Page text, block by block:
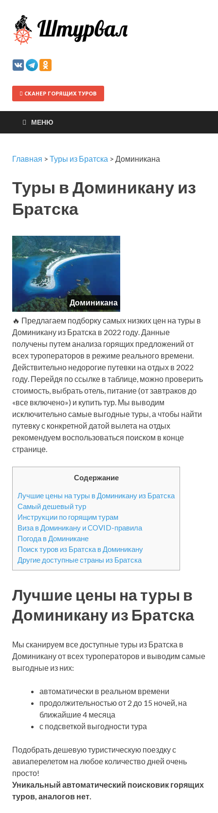
СКАНЕР ГОРЯЩИХ ТУРОВ
МЕНЮ
Главная > Туры из Братска > Доминикана
Туры в Доминикану из
Братска
Доминикана
🔥 Предлагаем подборку самых низких цен на туры в
Доминикану из Братска в 2022 году. Данные
получены путем анализа горящих предложений от
всех туроператоров в режиме реального времени.
Действительно недорогие путевки на отдых в 2022
году. Перейдя по ссылке в таблице, можно проверить
стоимость, выбрать отель, питание (от завтраков до
«все включено») и купить тур. Мы выводим
исключительно самые выгодные туры, а чтобы найти
путевку с конкретной датой вылета на отдых
рекомендуем воспользоваться поиском в конце
странице.
Содержание
Лучшие цены на туры в Доминикану из Братска
Самый дешевый тур
Инструкции по горящим турам
Виза в Доминикану и COVID-правила
Погода в Доминикане
Поиск туров из Братска в Доминикану
Другие доступные страны из Братска
Лучшие цены на туры в
Доминикану из Братска
Мы сканируем все доступные туры из Братска в
Доминикану от всех туроператоров и выводим самые
выгодные из них:
автоматически в реальном времени
продолжительностью от 2 до 15 ночей, на
ближайшие 4 месяца
с подсветкой выгодности тура
Подобрать дешевую туристическую поездку с
авиаперелетом на любое количество дней очень
просто!
Уникальный автоматический поисковик горящих
туров, аналогов нет.